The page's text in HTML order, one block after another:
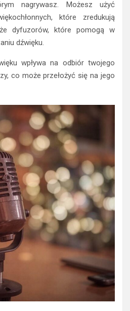
nagrywasz. Możesz użyć
które zredukują
dyfuzorów, które pomogą w
dźwięku.
wpływa na odbiór twojego
co może przełożyć się na jego